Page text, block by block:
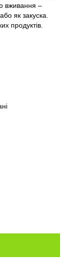
вживання –
як закуска.
продуктів.